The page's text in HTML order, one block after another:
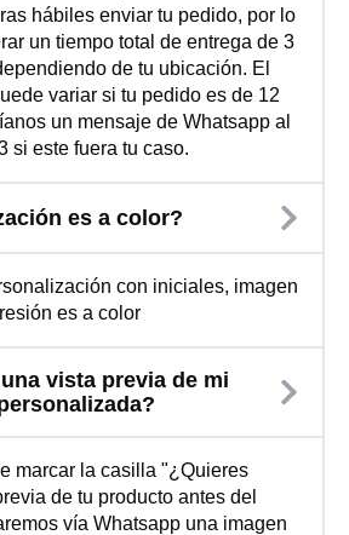
hábiles enviar tu pedido, por lo
un tiempo total de entrega de 3
de tu ubicación. El
variar si tu pedido es de 12
un mensaje de Whatsapp al
si este fuera tu caso.
es a color?
con iniciales, imagen
es a color
vista previa de mi
marcar la casilla "¿Quieres
de tu producto antes del
vía Whatsapp una imagen